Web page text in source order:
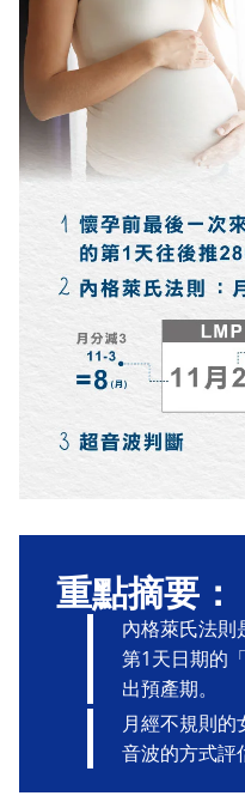
重點摘要：
內格萊氏法則
第1天日期的
出預產期。
月經不規則的
音波的方式評